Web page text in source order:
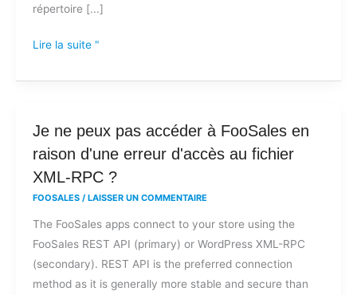
répertoire [...]
Lire la suite "
Je ne peux pas accéder à FooSales en
raison d'une erreur d'accès au fichier
XML-RPC ?
FOOSALES / LAISSER UN COMMENTAIRE
The FooSales apps connect to your store using the
FooSales REST API (primary) or WordPress XML-RPC
(secondary). REST API is the preferred connection
method as it is generally more stable and secure than
Je
ne
à
FooSales
en
raison